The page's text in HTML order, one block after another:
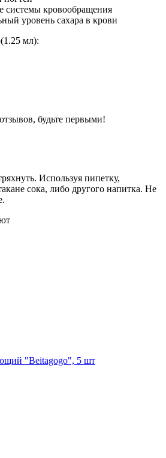
системы кровообращения
уровень сахара в крови
мл):
будьте первыми!
Используя пипетку,
сока, либо другого напитка. Не
"Beitagogo", 5 шт